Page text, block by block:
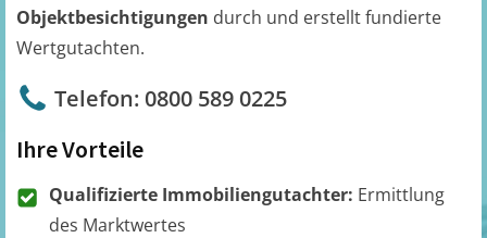
Objektbesichtigungen durch und erstellt fundierte
Wertgutachten.
Telefon: 0800 589 0225
Ihre Vorteile
Qualifizierte Immobiliengutachter: Ermittlung
des Marktwertes